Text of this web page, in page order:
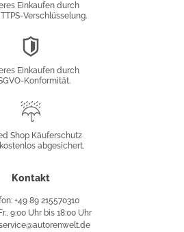
Einkaufen durch
Verschlüsselung.
Einkaufen durch
Konformität.
Käuferschutz
Shop Käuferschutz
abgesichert.
Kontakt
+49 89 215570310
9:00 Uhr bis 18:00 Uhr